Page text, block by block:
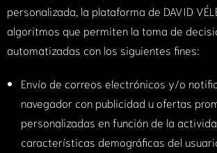
personalizada, la plataforma de DAVID
algoritmos que permiten la toma de
automatizadas con los siguientes fines:
Envío de correos electrónicos y/o
navegador con publicidad u ofertas
personalizadas en función de la
características demográficas del